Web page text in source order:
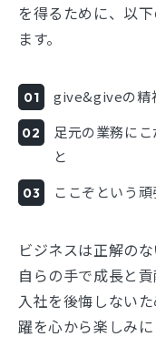
を得るために、以
ます。
give&giveの精
足元の業務に
と
ここぞという
ビジネスは正解の
自らの手で成長と
入社を後悔しない
躍を心から楽しみに